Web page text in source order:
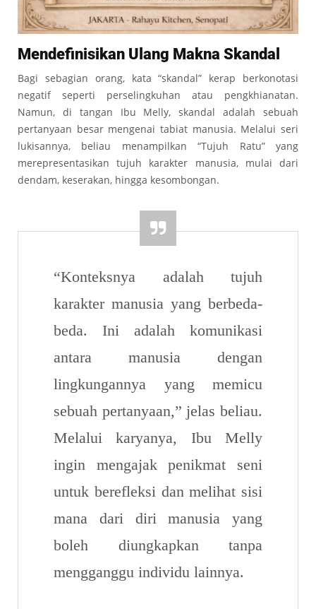
Mendefinisikan Ulang Makna Skandal
Bagi sebagian orang, kata “skandal” kerap berkonotasi
negatif seperti perselingkuhan atau pengkhianatan.
Namun, di tangan Ibu Melly, skandal adalah sebuah
pertanyaan besar mengenai tabiat manusia. Melalui seri
lukisannya, beliau menampilkan “Tujuh Ratu” yang
merepresentasikan tujuh karakter manusia, mulai dari
dendam, keserakan, hingga kesombongan.
“Konteksnya adalah tujuh
karakter manusia yang berbeda-
beda. Ini adalah komunikasi
antara manusia dengan
lingkungannya yang memicu
sebuah pertanyaan,” jelas beliau.
Melalui karyanya, Ibu Melly
ingin mengajak penikmat seni
untuk berefleksi dan melihat sisi
mana dari diri manusia yang
boleh diungkapkan tanpa
mengganggu individu lainnya.